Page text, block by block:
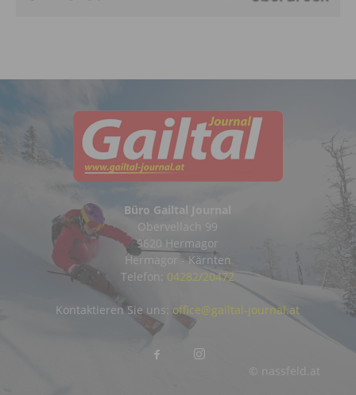
Büro Gailtal Journal
Obervellach 99
9620 Hermagor
Hermagor - Kärnten
Telefon: 04282/20472
© nassfeld.at
Kontaktieren Sie uns: office@gailtal-journal.at